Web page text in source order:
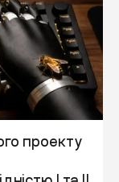
проекту